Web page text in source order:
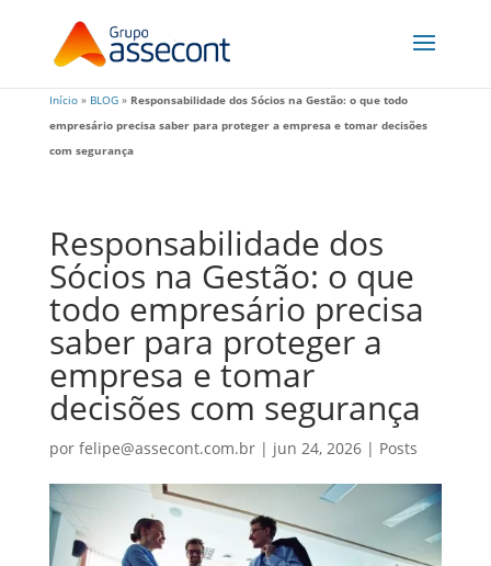
Início» BLOG» Responsabilidade dos Sócios na Gestão: o que todo
empresário precisa saber para proteger a empresa e tomar decisões
com segurança
Responsabilidade dos
Sócios na Gestão: o que
todo empresário precisa
saber para proteger a
empresa e tomar
decisões com segurança
por felipe@assecont.com.br| jun 24, 2026| Posts